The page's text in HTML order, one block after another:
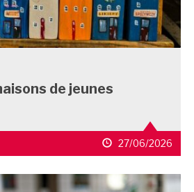
de jeunes
27/06/2026